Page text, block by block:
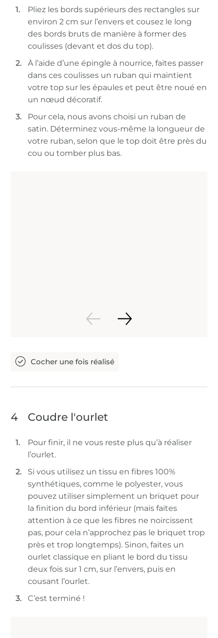
Pliez les bords supérieurs des rectangles sur
environ 2 cm sur l’envers et cousez le long
des bords bruts de manière à former des
coulisses (devant et dos du top).
À l’aide d’une épingle à nourrice, faites passer
dans ces coulisses un ruban qui maintient
votre top sur les épaules et peut être noué en
un nœud décoratif.
Pour cela, nous avons choisi un ruban de
satin. Déterminez vous-même la longueur de
votre ruban, selon que le top doit être près du
cou ou tomber plus bas.
4 Coudre l'ourlet
Pour finir, il ne vous reste plus qu’à réaliser
l’ourlet.
Si vous utilisez un tissu en fibres 100%
synthétiques, comme le polyester, vous
pouvez utiliser simplement un briquet pour
la finition du bord inférieur (mais faites
attention à ce que les fibres ne noircissent
pas, pour cela n’approchez pas le briquet trop
près et trop longtemps). Sinon, faites un
ourlet classique en pliant le bord du tissu
deux fois sur 1 cm, sur l’envers, puis en
cousant l’ourlet.
C’est terminé !